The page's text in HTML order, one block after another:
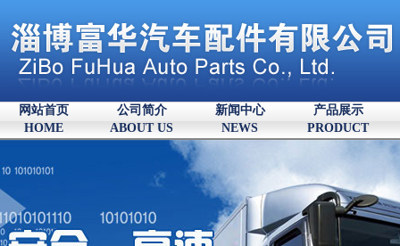
网站首页
HOME
公司简介
ABOUT US
新闻中心
NEWS
产品展示
PRODUCT